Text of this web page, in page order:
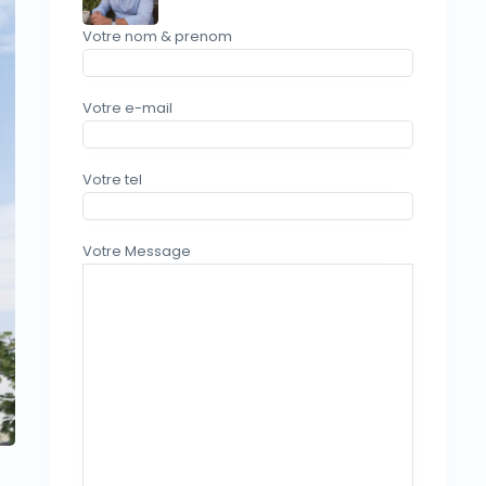
Votre nom & prenom
Votre e-mail
Votre tel
Votre Message